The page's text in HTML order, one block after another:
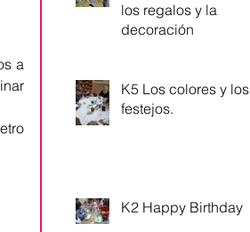
a
los regalos y la
decoración
K5 Los colores y los
festejos.
K2 Happy Birthday